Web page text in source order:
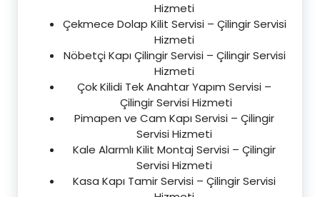
Hizmeti
Çekmece Dolap Kilit Servisi – Çilingir Servisi
Hizmeti
Nöbetçi Kapı Çilingir Servisi – Çilingir Servisi
Hizmeti
Çok Kilidi Tek Anahtar Yapım Servisi –
Çilingir Servisi Hizmeti
Pimapen ve Cam Kapı Servisi – Çilingir
Servisi Hizmeti
Kale Alarmlı Kilit Montaj Servisi – Çilingir
Servisi Hizmeti
Kasa Kapı Tamir Servisi – Çilingir Servisi